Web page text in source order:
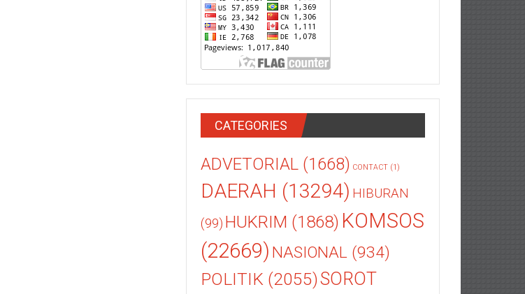
CATEGORIES
ADVETORIAL (1668) CONTACT (1)
DAERAH (13294) HIBURAN
(99) HUKRIM (1868) KOMSOS
(22669) NASIONAL (934)
POLITIK (2055)SOROT